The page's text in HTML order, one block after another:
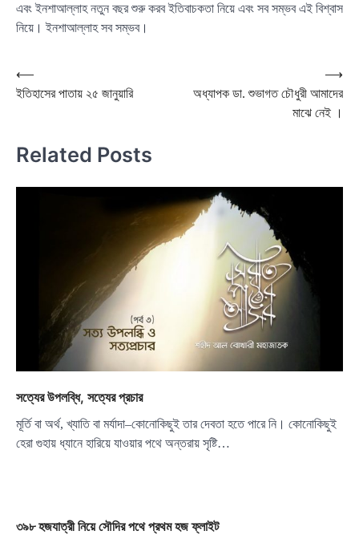
এবং ইনশাআল্লাহ নতুন বছর শুরু করব ইতিবাচকতা নিয়ে এবং সব সম্ভব এই বিশ্বাস
নিয়ে। ইনশাআল্লাহ সব সম্ভব।
Post
navigation
⟵
ইতিহাসের পাতায় ২৫ জানুয়ারি
অধ্যাপক ডা. শুভাগত চৌধুরী আমাদের
মাঝে নেই ।
⟶
Related Posts
সত্যের উপলব্ধি, সত্যের প্রচার
মূর্তি বা অর্থ, খ্যাতি বা মর্যাদা–কোনোকিছুই তার দেবতা হতে পারে নি। কোনোকিছুই
হেরা গুহায় ধ্যানে হারিয়ে যাওয়ার পথে অন্তরায় সৃষ্টি…
৩৯৮ হজযাত্রী নিয়ে সৌদির পথে প্রথম হজ ফ্লাইট